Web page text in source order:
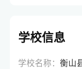
学校信息
学校名称：衡山